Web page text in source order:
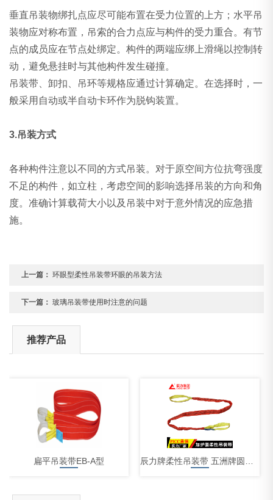
垂直吊装物绑扎点应尽可能布置在受力位置的上方；水平吊
装物应对称布置，吊索的合力点应与构件的受力重合。有节
点的成员应在节点处绑定。构件的两端应绑上滑绳以控制转
动，避免悬挂时与其他构件发生碰撞。
吊装带、卸扣、吊环等规格应通过计算确定。在选择时，一
般采用自动或半自动卡环作为脱钩装置。
3.吊装方式
各种构件注意以不同的方式吊装。对于原空间方位抗弯强度
不足的构件，如立柱，考虑空间的影响选择吊装的方向和角
度。准确计算载荷大小以及吊装中对于意外情况的应急措
施。
上一篇： 环眼型柔性吊装带环眼的吊装方法
下一篇： 玻璃吊装带使用时注意的问题
推荐产品
扁平吊装带EB-A型 辰力牌柔性吊装带 五洲牌圆形柔性吊装带 吊装带厂家批发